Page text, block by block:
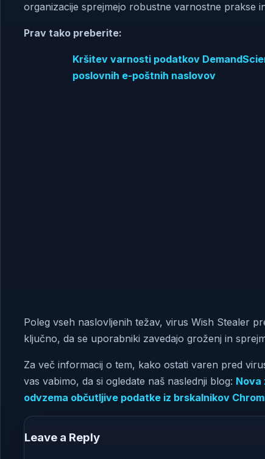
organizacije sprejmejo robustne varnostne prakse
Prav tako preberite:
Kršitev varnosti podatkov
poslovnih e-poštnih naslovov
Poleg vseh naslovljenih težav, virus Wish Stealer
ključno, da se uporabniki zavedajo groženj in
Za več informacij o tem, kako ostati varen pred
vas vabimo, da si ogledate naš naslednji blog: Nova
odvzema občutljive podatke iz brskalnikov
Leave a Reply